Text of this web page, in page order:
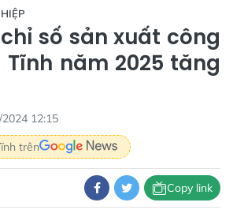
số sản xuất công
Tĩnh năm 2025 tăng
12:15
trên
Copy link